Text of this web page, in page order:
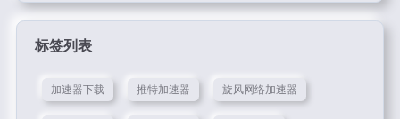
标签列表
加速器下载 推特加速器 旋风网络加速器